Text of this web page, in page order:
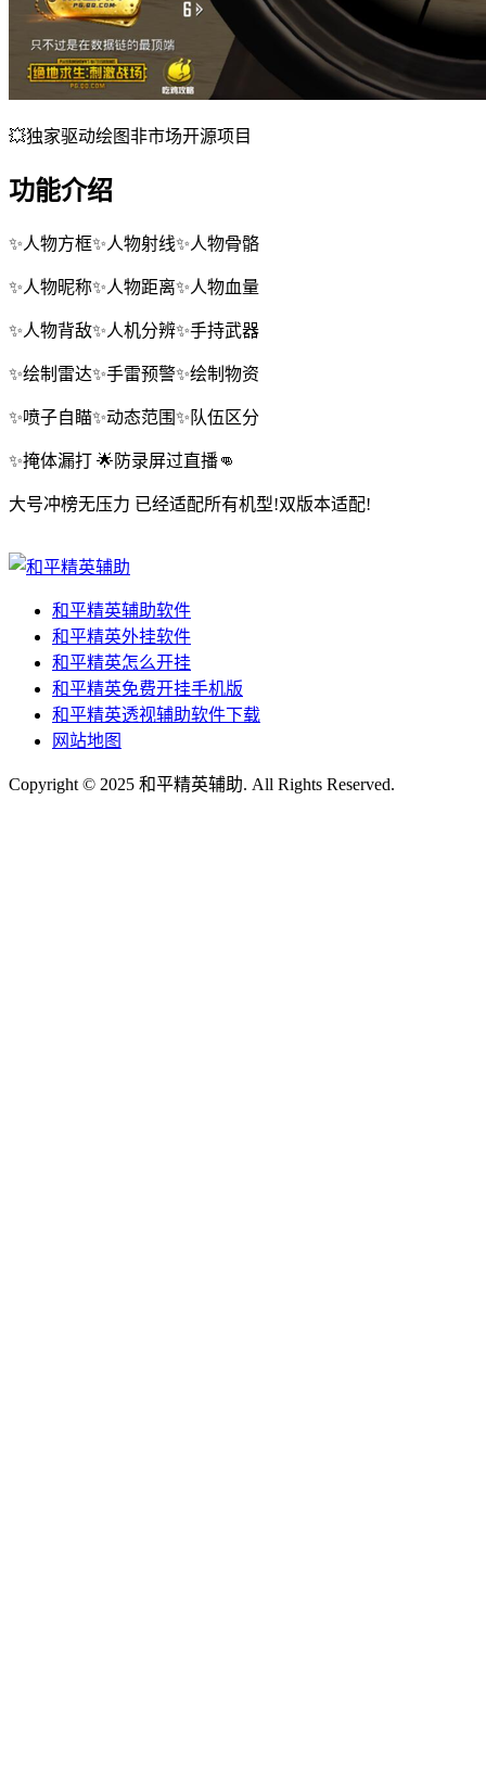
💥独家驱动绘图非市场开源项目
功能介绍
✨人物方框✨人物射线✨人物骨骼
✨人物昵称✨人物距离✨人物血量
✨人物背敌✨人机分辨✨手持武器
✨绘制雷达✨手雷预警✨绘制物资
✨喷子自瞄✨动态范围✨队伍区分
✨掩体漏打 🌟防录屏过直播👊
大号冲榜无压力 已经适配所有机型!双版本适配!
和平精英辅助软件
和平精英外挂软件
和平精英怎么开挂
和平精英免费开挂手机版
和平精英透视辅助软件下载
网站地图
Copyright © 2025 和平精英辅助. All Rights Reserved.